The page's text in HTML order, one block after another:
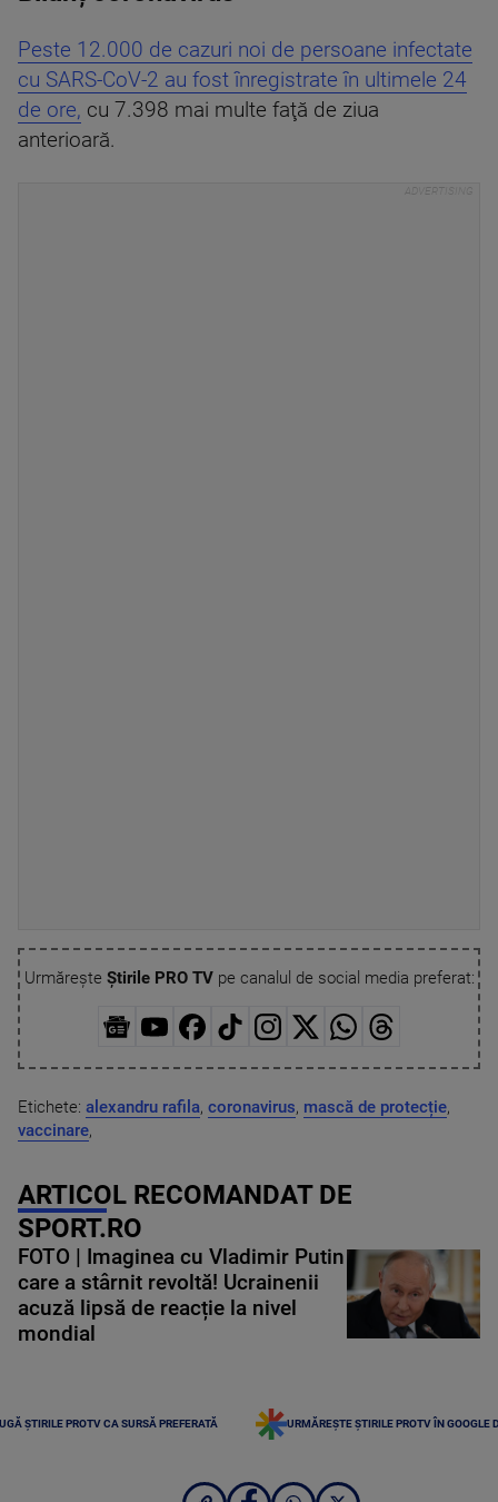
Peste 12.000 de cazuri noi de persoane infectate
cu SARS-CoV-2 au fost înregistrate în ultimele 24
de ore, cu 7.398 mai multe faţă de ziua
anterioară.
Urmărește Știrile PRO TVpe canalul de social media preferat:
Etichete: alexandru rafila, coronavirus, mască de protecție,
vaccinare,
ARTICOL RECOMANDAT DE
SPORT.RO
FOTO | Imaginea cu Vladimir Putin
care a stârnit revoltă! Ucrainenii
acuză lipsă de reacție la nivel
mondial
ȘTIRILE PROTV CA SURSĂ PREFERATĂ URMĂREȘTE ȘTIRILE PROTV ÎN GOOGLE